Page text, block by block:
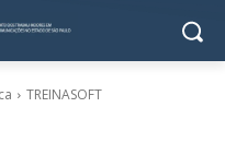
TREINASOFT